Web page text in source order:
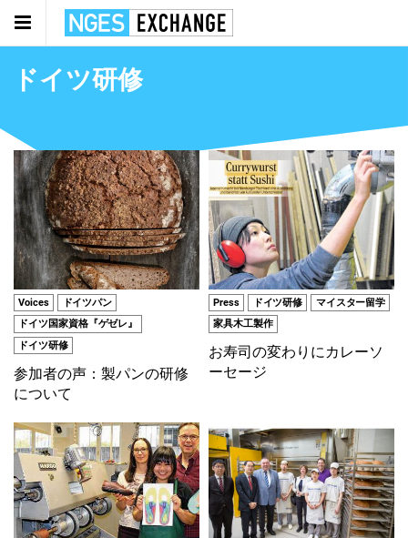
ドイツ研修
Voices
ドイツパン
ドイツ国家資格『ゲゼレ』
ドイツ研修
参加者の声：製パンの研修
について
Press ドイツ研修
マイスター留学
家具木工製作
お寿司の変わりにカレーソ
ーセージ